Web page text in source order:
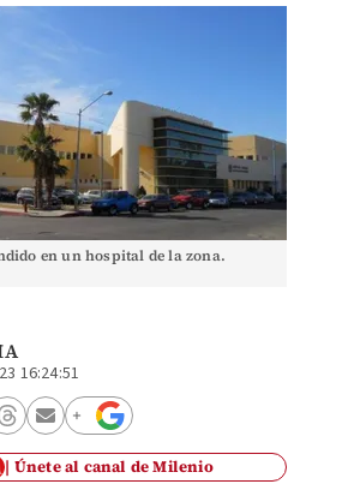
en un hospital de la zona.
16:24:51
Únete al canal de Milenio